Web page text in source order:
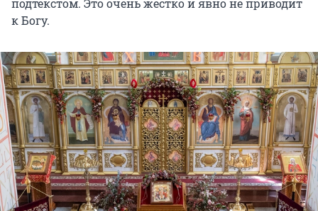
подтекстом. Это очень жестко и явно не приводит
к Богу.